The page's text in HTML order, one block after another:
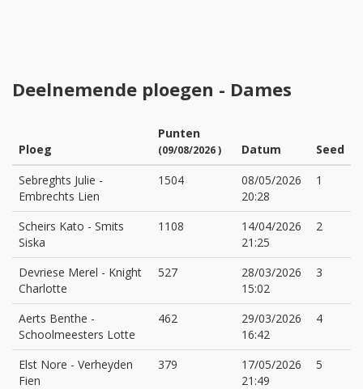
Deelnemende ploegen - Dames
Ploeg
Punten
(09/08/2026 ) Datum
Seed
Sebreghts Julie -
Embrechts Lien
1504
08/05/2026
20:28
1
Scheirs Kato - Smits
Siska
1108
14/04/2026
21:25
2
Devriese Merel - Knight
Charlotte
527
28/03/2026
15:02
3
Aerts Benthe -
Schoolmeesters Lotte
462
29/03/2026
16:42
4
Elst Nore - Verheyden
Fien
379
17/05/2026
21:49
5